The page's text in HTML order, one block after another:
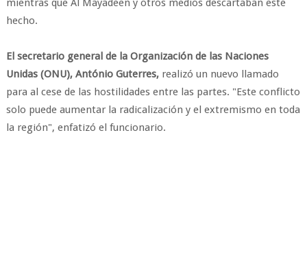
mientras que Al Mayadeen y otros medios descartaban este
hecho.
El secretario general de la Organización de las Naciones
Unidas (ONU), António Guterres,realizó un nuevo llamado
para al cese de las hostilidades entre las partes. "Este conflicto
solo puede aumentar la radicalización y el extremismo en toda
la región", enfatizó el funcionario.